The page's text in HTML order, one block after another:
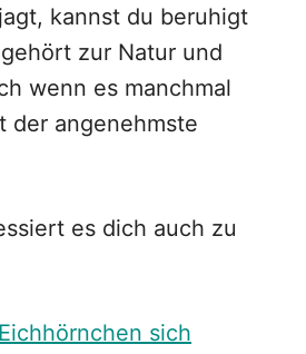
kannst du beruhigt
zur Natur und
wenn es manchmal
der angenehmste
es dich auch zu
sich